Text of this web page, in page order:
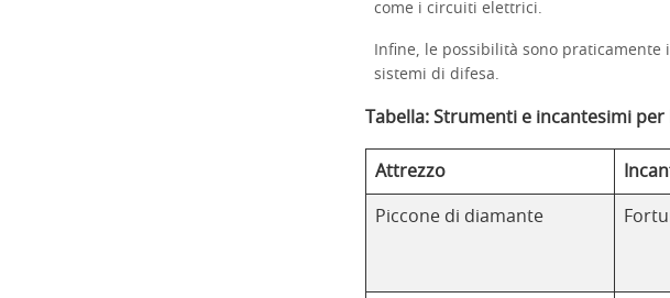
come i circuiti elettrici.
Infine, le possibilità sono
sistemi di difesa.
Tabella: Strumenti e incantesimi
Attrezzo
Piccone di diamante